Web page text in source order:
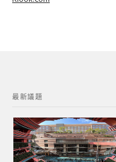
最新議題